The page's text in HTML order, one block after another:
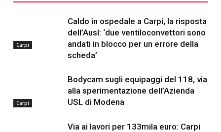
Carpi
Caldo in ospedale a Carpi, la risposta
dell’Ausl: ‘due ventiloconvettori sono
andati in blocco per un errore della
scheda’
Carpi
Bodycam sugli equipaggi del 118, via
alla sperimentazione dell’Azienda
USL di Modena
Via ai lavori per 133mila euro: Carpi